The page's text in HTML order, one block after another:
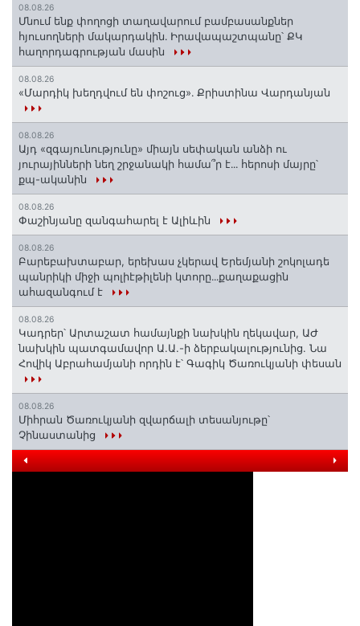
08.08.26
Մնում ենք փողոցի տաղավարում բամբասանքներ
հյուսողների մակարդակին․ Իրավապաշտպանը՝ ՔԿ
հաղորդագրության մասին
08.08.26
«Մարդիկ խեղդվում են փոշուց»․ Քրիստինա Վարդանյան
08.08.26
Այդ «զգայունությունը» միայն սեփական անձի ու
յուրայինների նեղ շրջանակի համա՞ր է․․․ հերոսի մայրը՝
քպ-ականին
08.08.26
Փաշինյանը զանգահարել է Ալիևին
08.08.26
Բարեբախտաբար, երեխաս չկերավ Երեմյանի շոկոլադե
պանրիկի միջի պոլիէթիլենի կտորը․․․քաղաքացին
ահազանգում է
08.08.26
Կադրեր՝ Արտաշատ համայնքի նախկին ղեկավար, ԱԺ
նախկին պատգամավոր Ա.Ա.-ի ձերբակալությունից. Նա
Հովիկ Աբրահամյանի որդին է՝ Գագիկ Ծառուկյանի փեսան
08.08.26
Միհրան Ծառուկյանի զվարճալի տեսանյութը՝
Չինաստանից